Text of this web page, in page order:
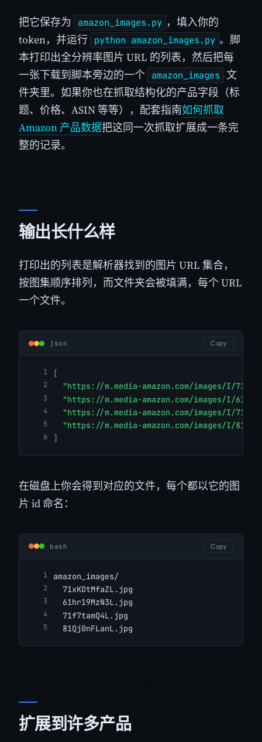
把它保存为 amazon_images.py ，填入你的
token，并运行 python amazon_images.py 。脚
本打印出全分辨率图片 URL 的列表，然后把每
一张下载到脚本旁边的一个 amazon_images
文
件夹里。如果你也在抓取结构化的产品字段（标
题、价格、ASIN 等等），配套指南如何抓取
Amazon 产品数据把这同一次抓取扩展成一条完
整的记录。
输出长什么样
打印出的列表是解析器找到的图片 URL 集合，
按图集顺序排列，而文件夹会被填满，每个 URL
一个文件。
json Copy
[
"https://m.media-amazon.com/images/I/
"https://m.media-amazon.com/images/I/
"https://m.media-amazon.com/images/I/
"https://m.media-amazon.com/images/I/
]
在磁盘上你会得到对应的文件，每个都以它的图
片 id 命名：
bash Copy
amazon_images/
  71xKDtMfaZL.jpg
  61hr19MzN3L.jpg
  71f7tamQ4L.jpg
  81Qj0nFLanL.jpg
扩展到许多产品